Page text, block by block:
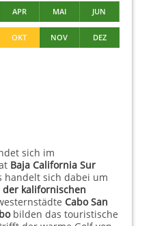
APR MAI JUN
OKT NOV DEZ
sich im
Baja California Sur
handelt sich dabei um
kalifornischen
Cabo San
bilden das touristische